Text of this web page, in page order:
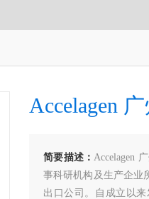
Accelagen
简要描述：Accelagen
事科研机构及生产企业
出口公司。自成立以